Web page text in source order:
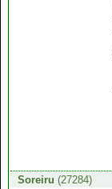
Soreiru (27284)